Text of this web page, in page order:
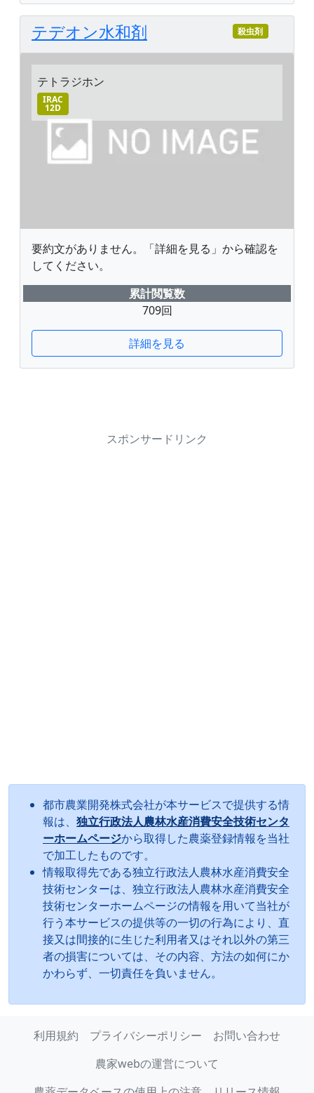
テデオン水和剤 殺虫剤
テトラジホン
IRAC
12D
要約文がありません。「詳細を見る」から確認を
してください。
累計閲覧数
709回
詳細を見る
スポンサードリンク
都市農業開発株式会社が本サービスで提供する情
報は、 独立行政法人農林水産消費安全技術センタ
ーホームページから取得した農薬登録情報を当社
で加工したものです。
情報取得先である独立行政法人農林水産消費安全
技術センターは、独立行政法人農林水産消費安全
技術センターホームページの情報を用いて当社が
行う本サービスの提供等の一切の行為により、直
接又は間接的に生じた利用者又はそれ以外の第三
者の損害については、その内容、方法の如何にか
かわらず、一切責任を負いません。
利用規約 プライバシーポリシー
お問い合わせ
農家webの運営について